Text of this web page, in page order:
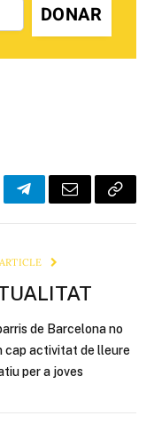
DONAR
TelegramEmail Copy
de Barcelona no
cap activitat de lleure
per a joves